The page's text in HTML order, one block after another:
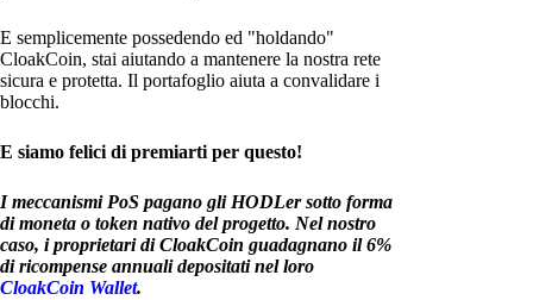
E semplicemente possedendo ed "holdando"
CloakCoin, stai aiutando a mantenere la nostra rete
sicura e protetta. Il portafoglio aiuta a convalidare i
blocchi.
E siamo felici di premiarti per questo!
I meccanismi PoS pagano gli HODLer sotto forma
di moneta o token nativo del progetto. Nel nostro
caso, i proprietari di CloakCoin guadagnano il 6%
di ricompense annuali depositati nel loro
CloakCoin Wallet.